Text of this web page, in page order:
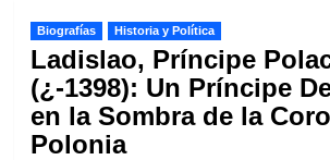
Biografías Historia y Política
Ladislao, Príncipe
(¿-1398): Un Príncipe
en la Sombra de la
Polonia